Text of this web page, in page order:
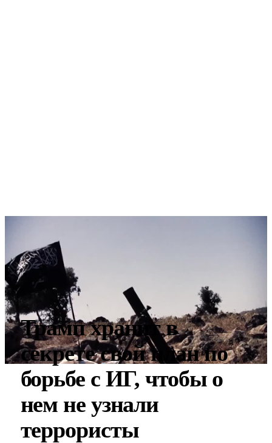
Трамп хранит в
секрете свой план по
борьбе с ИГ, чтобы о
нем не узнали
террористы